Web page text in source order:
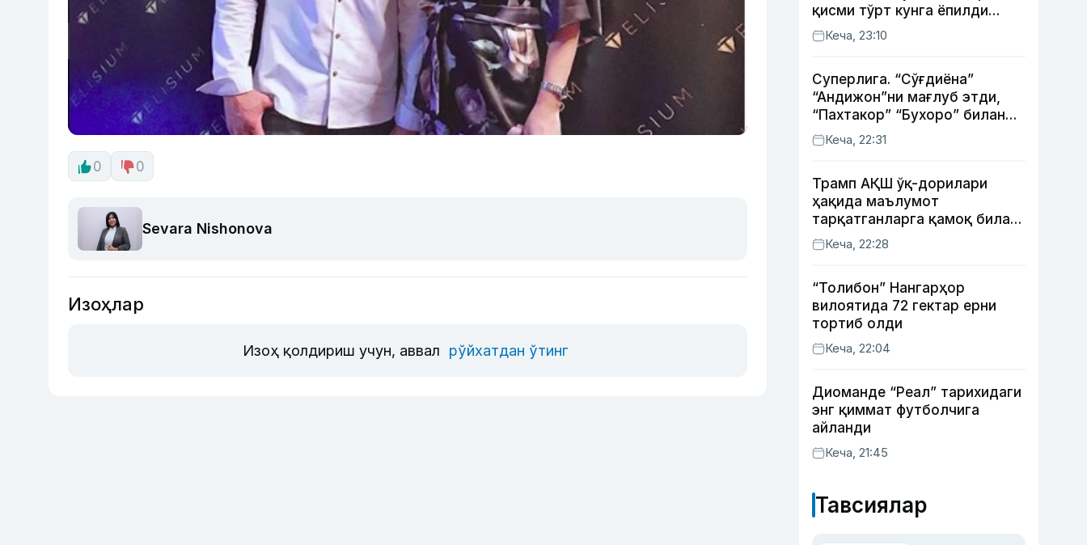
0 0
Sevara Nishonova
Изоҳлар
Изоҳ қолдириш учун, аввал рўйхатдан ўтинг
қисми тўрт кунга ёпилди
(харита)
Кеча, 23:10
Суперлига. “Сўғдиёна”
“Андижон”ни мағлуб этди,
“Пахтакор” “Бухоро” билан
жанговар дуранг қайд этди
Кеча, 22:31
Трамп АҚШ ўқ-дорилари
ҳақида маълумот
тарқатганларга қамоқ билан
таҳдид қилди
Кеча, 22:28
“Толибон” Нангарҳор
вилоятида 72 гектар ерни
тортиб олди
Кеча, 22:04
Диоманде “Реал” тарихидаги
энг қиммат футболчига
айланди
Кеча, 21:45
Тавсиялар